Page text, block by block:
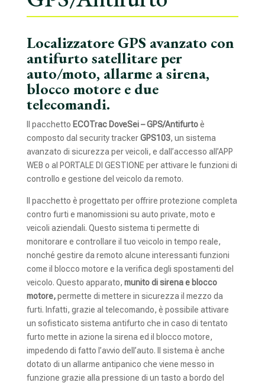
Localizzatore GPS avanzato con
antifurto satellitare per
auto/moto, allarme a sirena,
blocco motore e due
telecomandi.
Il pacchetto ECOTrac DoveSei – GPS/Antifurtoè
composto dal security trackerGPS103, un sistema
avanzato di sicurezza per veicoli, e dall’accesso all’APP
WEB o al PORTALE DI GESTIONE per attivare le funzioni di
controllo e gestione del veicolo da remoto.
Il pacchetto è progettato per offrire protezione completa
contro furti e manomissioni su auto private, moto e
veicoli aziendali. Questo sistema ti permette di
monitorare e controllare il tuo veicolo in tempo reale,
nonché gestire da remoto alcune interessanti funzioni
come il blocco motore e la verifica degli spostamenti del
veicolo. Questo apparato, munito di sirena e blocco
motore,permette di mettere in sicurezza il mezzo da
furti. Infatti, grazie al telecomando, è possibile attivare
un sofisticato sistema antifurto che in caso di tentato
furto mette in azione la sirena ed il blocco motore,
impedendo di fatto l’avvio dell’auto. Il sistema è anche
dotato di un allarme antipanico che viene messo in
funzione grazie alla pressione di un tasto a bordo del